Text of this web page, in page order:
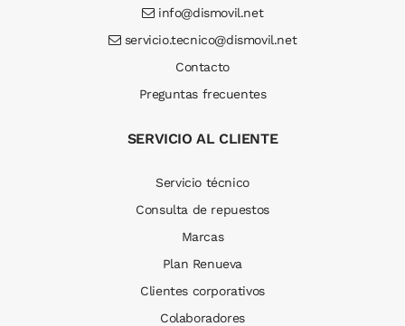
info@dismovil.net
servicio.tecnico@dismovil.net
Contacto
Preguntas frecuentes
SERVICIO AL CLIENTE
Servicio técnico
Consulta de repuestos
Marcas
Plan Renueva
Clientes corporativos
Colaboradores